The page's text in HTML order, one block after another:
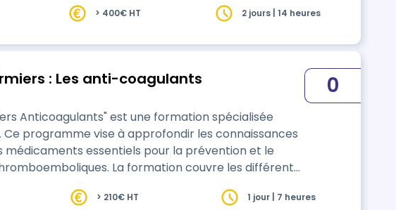
de la dignité, de la vie privée - Information et
> 400€ HT 2 jours | 14 heures
: Les anti-coagulants
Anticoagulants" est une formation spécialisée
programme vise à approfondir les connaissances
médicaments essentiels pour la prévention et le
formation couvre les différents
des effets secondaires. Les objectifs
0
> 210€ HT 1 jour | 7 heures